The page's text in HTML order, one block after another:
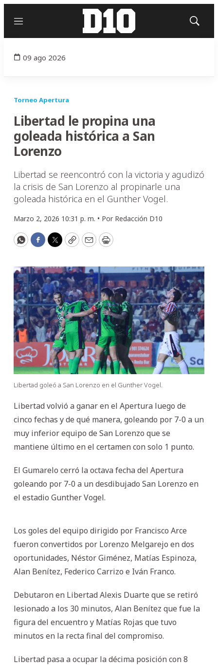
Menú
Mostrar
09 ago 2026
Torneo Apertura
Libertad le propina una
goleada histórica a San
Lorenzo
Libertad se reencontró con la victoria y agudizó
la crisis de San Lorenzo al propinarle una
goleada histórica en el Gunther Vogel.
Marzo 2, 2026 10:31 p. m. • Por Redacción D10
WhatsApp
Facebook
Twitter
CopyEmailPrint
Libertad goleó a San Lorenzo en el Gunther Vogel.
Libertad volvió a ganar en el Apertura luego de
cinco fechas y de qué manera, goleando por 7-0 a un
muy inferior equipo de San Lorenzo que se
mantiene último en el certamen con solo 1 punto.
El Gumarelo cerró la octava fecha del Apertura
goleando por 7-0 a un desdibujado San Lorenzo en
el estadio Gunther Vogel.
Los goles del equipo dirigido por Francisco Arce
fueron convertidos por Lorenzo Melgarejo en dos
oportunidades, Néstor Giménez, Matías Espinoza,
Alan Benítez, Federico Carrizo e Iván Franco.
Debutaron en Libertad Alexis Duarte que se retiró
lesionado a los 30 minutos, Alan Benítez que fue la
figura del encuentro y Matías Rojas que tuvo
minutos en la recta final del compromiso.
Libertad pasa a ocupar la décima posición con 8